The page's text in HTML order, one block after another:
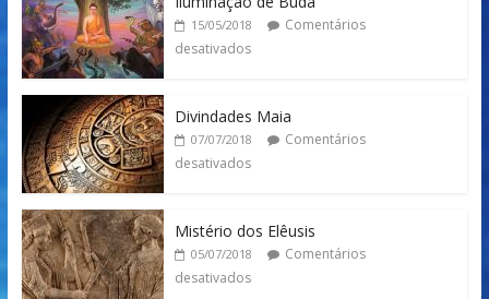
15/05/2018
Comentários
desativados
Divindades Maia
07/07/2018
Comentários
desativados
Mistério dos Elêusis
05/07/2018
Comentários
desativados